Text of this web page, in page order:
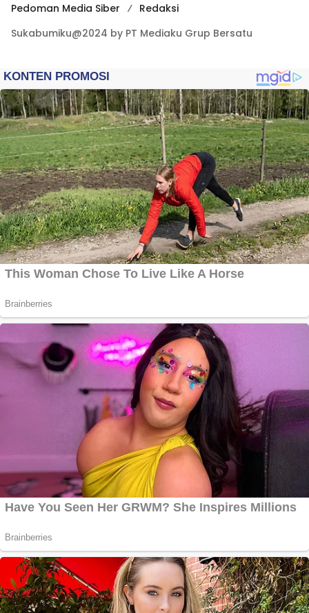
Pedoman Media Siber
Redaksi
Sukabumiku@2024 by PT Mediaku Grup Bersatu